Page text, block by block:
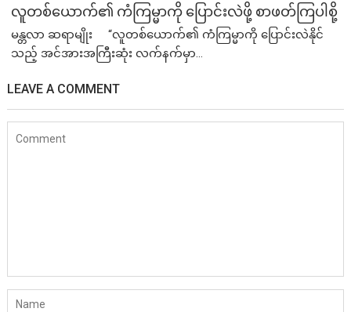
လူတစ်ယောက်၏ ကံကြမ္မာကို ပြောင်းလဲဖို့ စာဖတ်ကြပါစို့
မန္တလာ ဆရာမျိုး “လူတစ်ယောက်၏ ကံကြမ္မာကို ပြောင်းလဲနိုင်
သည့် အင်အားအကြီးဆုံး လက်နက်မှာ...
LEAVE A COMMENT